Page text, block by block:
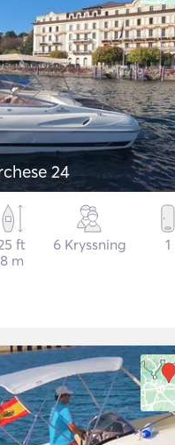
24
ft
8 m
6 Kryssning 1